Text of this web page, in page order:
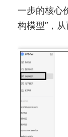
一步的核心
构模型”，